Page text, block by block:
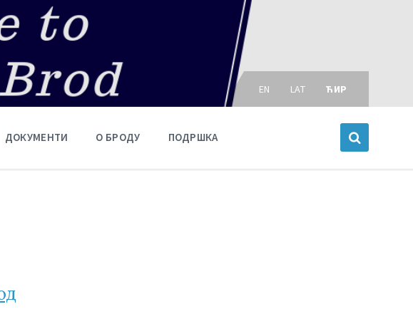
Choose
language:
EN LAT ЋИР
ДОКУМЕНТИ О БРОДУ ПОДРШКА